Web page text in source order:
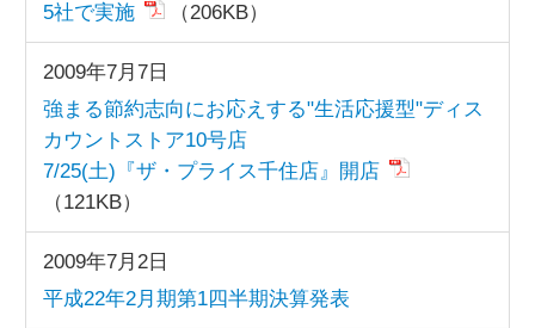
5社で実施
（206KB）
2009年7月7日
強まる節約志向にお応えする"生活応援型"ディス
カウントストア10号店
7/25(土)『ザ・プライス千住店』開店
（121KB）
2009年7月2日
平成22年2月期第1四半期決算発表